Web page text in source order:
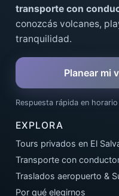
transporte con
conozcás volcanes,
tranquilidad.
Planear mi
Respuesta rápida en
EXPLORA
Tours privados en El
Transporte con
Traslados aeropuerto &
Por qué elegirnos